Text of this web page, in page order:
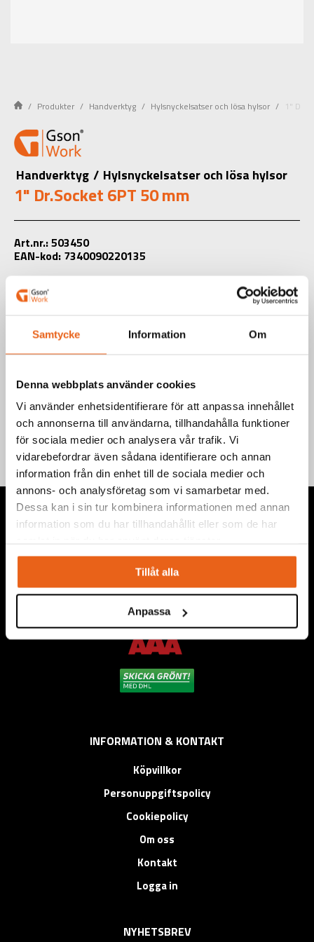
Samtycke Information Om
Denna webbplats använder cookies
Vi använder enhetsidentifierare för att anpassa innehållet
och annonserna till användarna, tillhandahålla funktioner
för sociala medier och analysera vår trafik. Vi
vidarebefordrar även sådana identifierare och annan
information från din enhet till de sociala medier och
annons- och analysföretag som vi samarbetar med.
Dessa kan i sin tur kombinera informationen med annan
information som du har tillhandahållit eller som de har
Tillåt alla
Anpassa
Produkter Handverktyg Hylsnyckelsatser och lösa hylsor 1"
Handverktyg / Hylsnyckelsatser och lösa hylsor
1" Dr.Socket 6PT 50 mm
Art.nr.: 503450
EAN-kod: 7340090220135
Välj product
Teknisk information
Vi levererar högkvalitativa ”produkter för proffs”, under
eget varumärke, med fokus på problemlösning inom service,
montage, bygg, anläggning, underhåll, reparation och
installation.
INFORMATION & KONTAKT
Köpvillkor
Personuppgiftspolicy
Cookiepolicy
Om oss
Kontakt
Logga in
NYHETSBREV